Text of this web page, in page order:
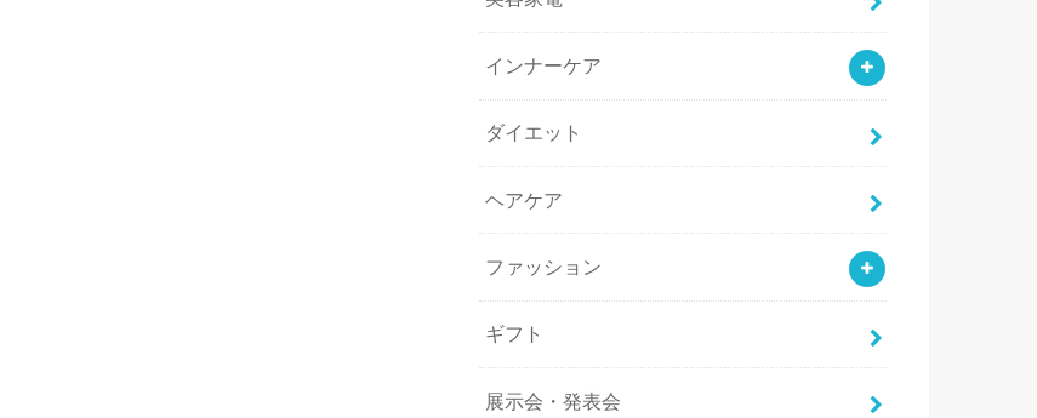
インナーケア
ダイエット
ヘアケア
ファッション
ギフト
展示会・発表会